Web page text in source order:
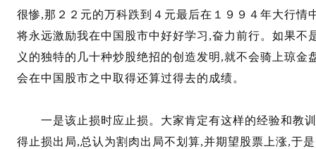
很惨,那２２元的万科跌到４元最后在１９９４年大行情
将永远激励我在中国股市中好好学习,奋力前行。如果不
义的独特的几十种炒股绝招的创造发明,就不会骑上琼
会在中国股市之中取得还算过得去的成绩。
一是该止损时应止损。大家肯定有这样的经验和教
得止损出局,总认为割肉出局不划算,并期望股票上涨,于